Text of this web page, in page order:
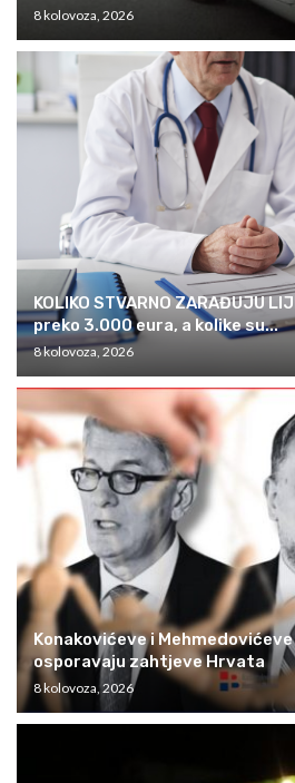
8 kolovoza, 2026
KOLIKO STVARNO ZARAĐUJU
preko 3.000 eura, a kolike su...
8 kolovoza, 2026
Konakovićeve i
osporavaju zahtjeve Hrvata
8 kolovoza, 2026